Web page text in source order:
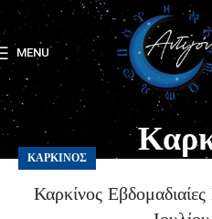
MENU
ΚΑΡΚΊΝΟΣ
Καρκίνος